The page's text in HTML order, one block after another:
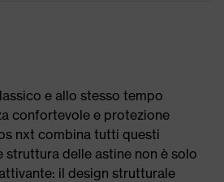
e allo stesso tempo
confortevole e protezione
nxt combina tutti questi
struttura delle astine non è solo
il design strutturale